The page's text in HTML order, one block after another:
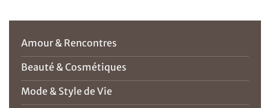
Amour & Rencontres
Beauté & Cosmétiques
Mode & Style de Vie